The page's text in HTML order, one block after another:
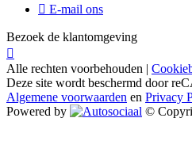
E-mail ons
Bezoek de klantomgeving
Alle rechten voorbehouden |
Deze site wordt beschermd door
Algemene voorwaarden en Privacy
Powered by
©